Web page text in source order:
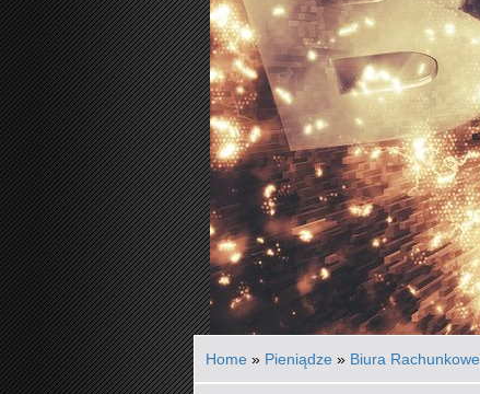
Home » Pieniądze » Biura Rachunkowe